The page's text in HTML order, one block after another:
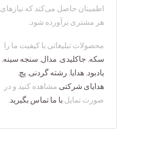
اطمینان حاصل می‌کند که نیازهای
هر مشتری برآورده شود.
محصولات تبلیغاتی با کیفیت ما را
سکه, جاکلیدی, مدال, سنجه سینه,
یادبود, هدایا, رشته گردنی, پچ,
هدایای شرکتی مشاهده کنید و در
صورت تمایل با ما تماس بگیرید.